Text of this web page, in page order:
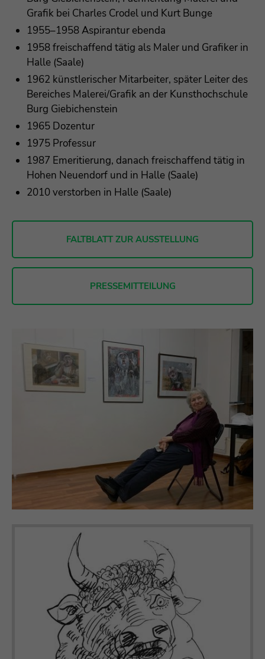
Grafik bei Charles Crodel und Kurt Bunge
1955–1958 Aspirantur ebenda
1958 freischaffend tätig als Maler und Grafiker in
Halle (Saale)
1962 künstlerischer Mitarbeiter, später Leiter des
Bereiches Malerei/Grafik an der Kunsthochschule
Burg Giebichenstein
1965 Dozentur
1975 Professur
1987 Emeritierung, danach freischaffend tätig in
Hohen Neuendorf und in Halle (Saale)
2010 verstorben in Halle (Saale)
FALTBLATT ZUR AUSSTELLUNG
PRESSEMITTEILUNG